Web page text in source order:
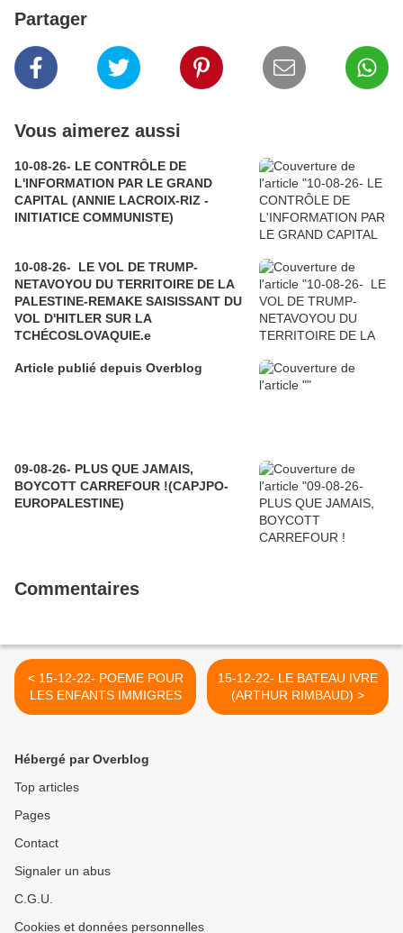
Partager
Vous aimerez aussi
10-08-26- LE CONTRÔLE DE
L'INFORMATION PAR LE GRAND
CAPITAL (ANNIE LACROIX-RIZ -
INITIATICE COMMUNISTE)
10-08-26- LE VOL DE TRUMP-
NETAVOYOU DU TERRITOIRE DE LA
PALESTINE-REMAKE SAISISSANT DU
VOL D'HITLER SUR LA
TCHÉCOSLOVAQUIE.e
Article publié depuis Overblog
09-08-26- PLUS QUE JAMAIS,
BOYCOTT CARREFOUR !(CAPJPO-
EUROPALESTINE)
Commentaires
< 15-12-22- POEME POUR
LES ENFANTS IMMIGRES
15-12-22- LE BATEAU IVRE
(ARTHUR RIMBAUD) >
Hébergé par Overblog
Top articles
Pages
Contact
Signaler un abus
C.G.U.
Cookies et données personnelles